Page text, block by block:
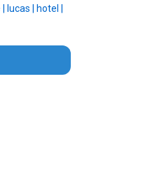
lucas |
hotel |